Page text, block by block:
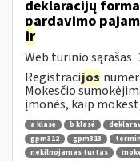
deklaracijų
pardavimo
ir
Web turinio sąrašas
Registracijos
Mokesčio
įmonės, kaip
a klasė b klasė
gpm312
gpm313
nekilnojamas turtas